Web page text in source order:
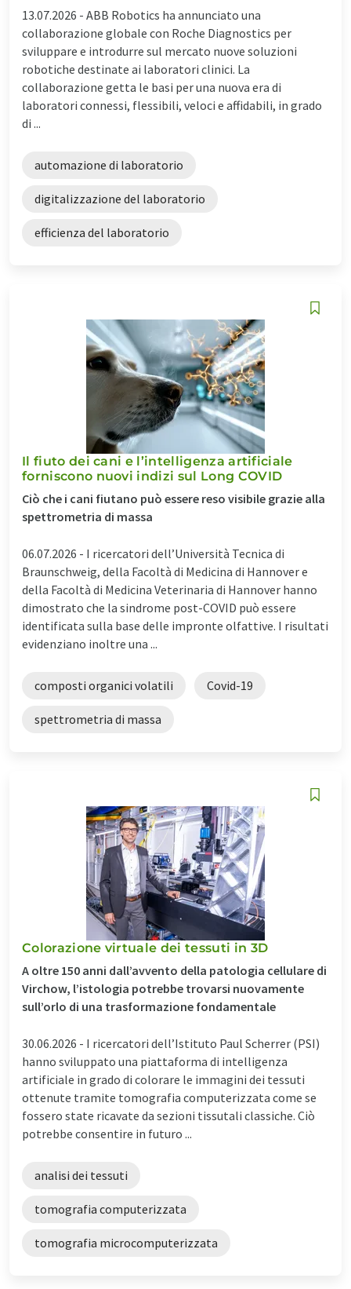
13.07.2026 - ABB Robotics ha annunciato una
collaborazione globale con Roche Diagnostics per
sviluppare e introdurre sul mercato nuove soluzioni
robotiche destinate ai laboratori clinici. La
collaborazione getta le basi per una nuova era di
laboratori connessi, flessibili, veloci e affidabili, in grado
di ...
automazione di laboratorio
digitalizzazione del laboratorio
efficienza del laboratorio
Il fiuto dei cani e l’intelligenza artificiale
forniscono nuovi indizi sul Long COVID
Ciò che i cani fiutano può essere reso visibile grazie alla
spettrometria di massa
06.07.2026 - I ricercatori dell’Università Tecnica di
Braunschweig, della Facoltà di Medicina di Hannover e
della Facoltà di Medicina Veterinaria di Hannover hanno
dimostrato che la sindrome post-COVID può essere
identificata sulla base delle impronte olfattive. I risultati
evidenziano inoltre una ...
composti organici volatili Covid-19
spettrometria di massa
Colorazione virtuale dei tessuti in 3D
A oltre 150 anni dall’avvento della patologia cellulare di
Virchow, l’istologia potrebbe trovarsi nuovamente
sull’orlo di una trasformazione fondamentale
30.06.2026 - I ricercatori dell’Istituto Paul Scherrer (PSI)
hanno sviluppato una piattaforma di intelligenza
artificiale in grado di colorare le immagini dei tessuti
ottenute tramite tomografia computerizzata come se
fossero state ricavate da sezioni tissutali classiche. Ciò
potrebbe consentire in futuro ...
analisi dei tessuti
tomografia computerizzata
tomografia microcomputerizzata